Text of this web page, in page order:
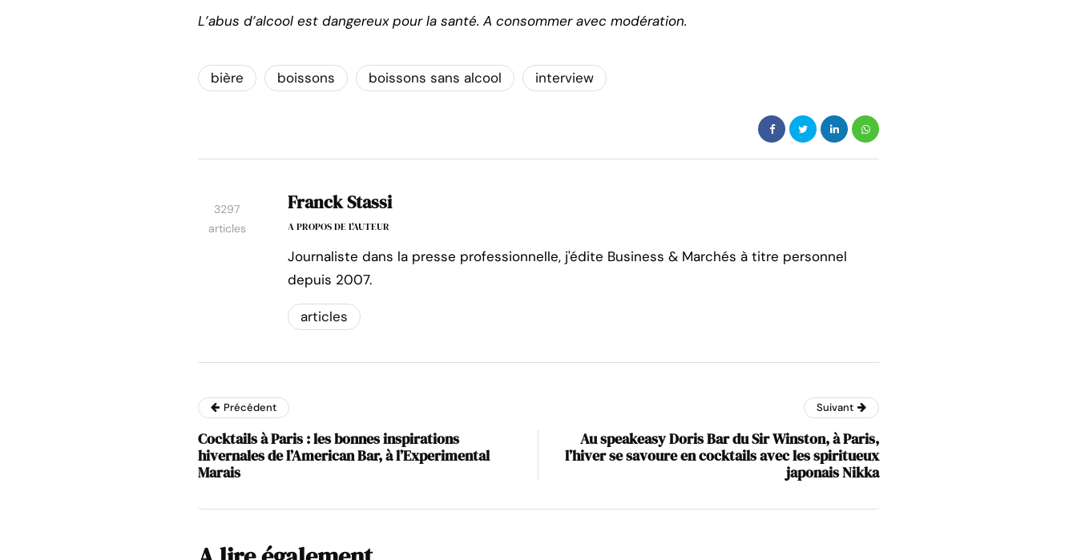
L’abus d’alcool est dangereux pour la santé. A consommer avec modération.
bière boissons boissons sans alcool interview
3297
articles
Franck Stassi
A PROPOS DE L'AUTEUR
Journaliste dans la presse professionnelle, j'édite Business & Marchés à titre personnel
depuis 2007.
articles
Précédent
Cocktails à Paris : les bonnes inspirations
hivernales de l’American Bar, à l’Experimental
Marais
Suivant
Au speakeasy Doris Bar du Sir Winston, à Paris,
l’hiver se savoure en cocktails avec les spiritueux
japonais Nikka